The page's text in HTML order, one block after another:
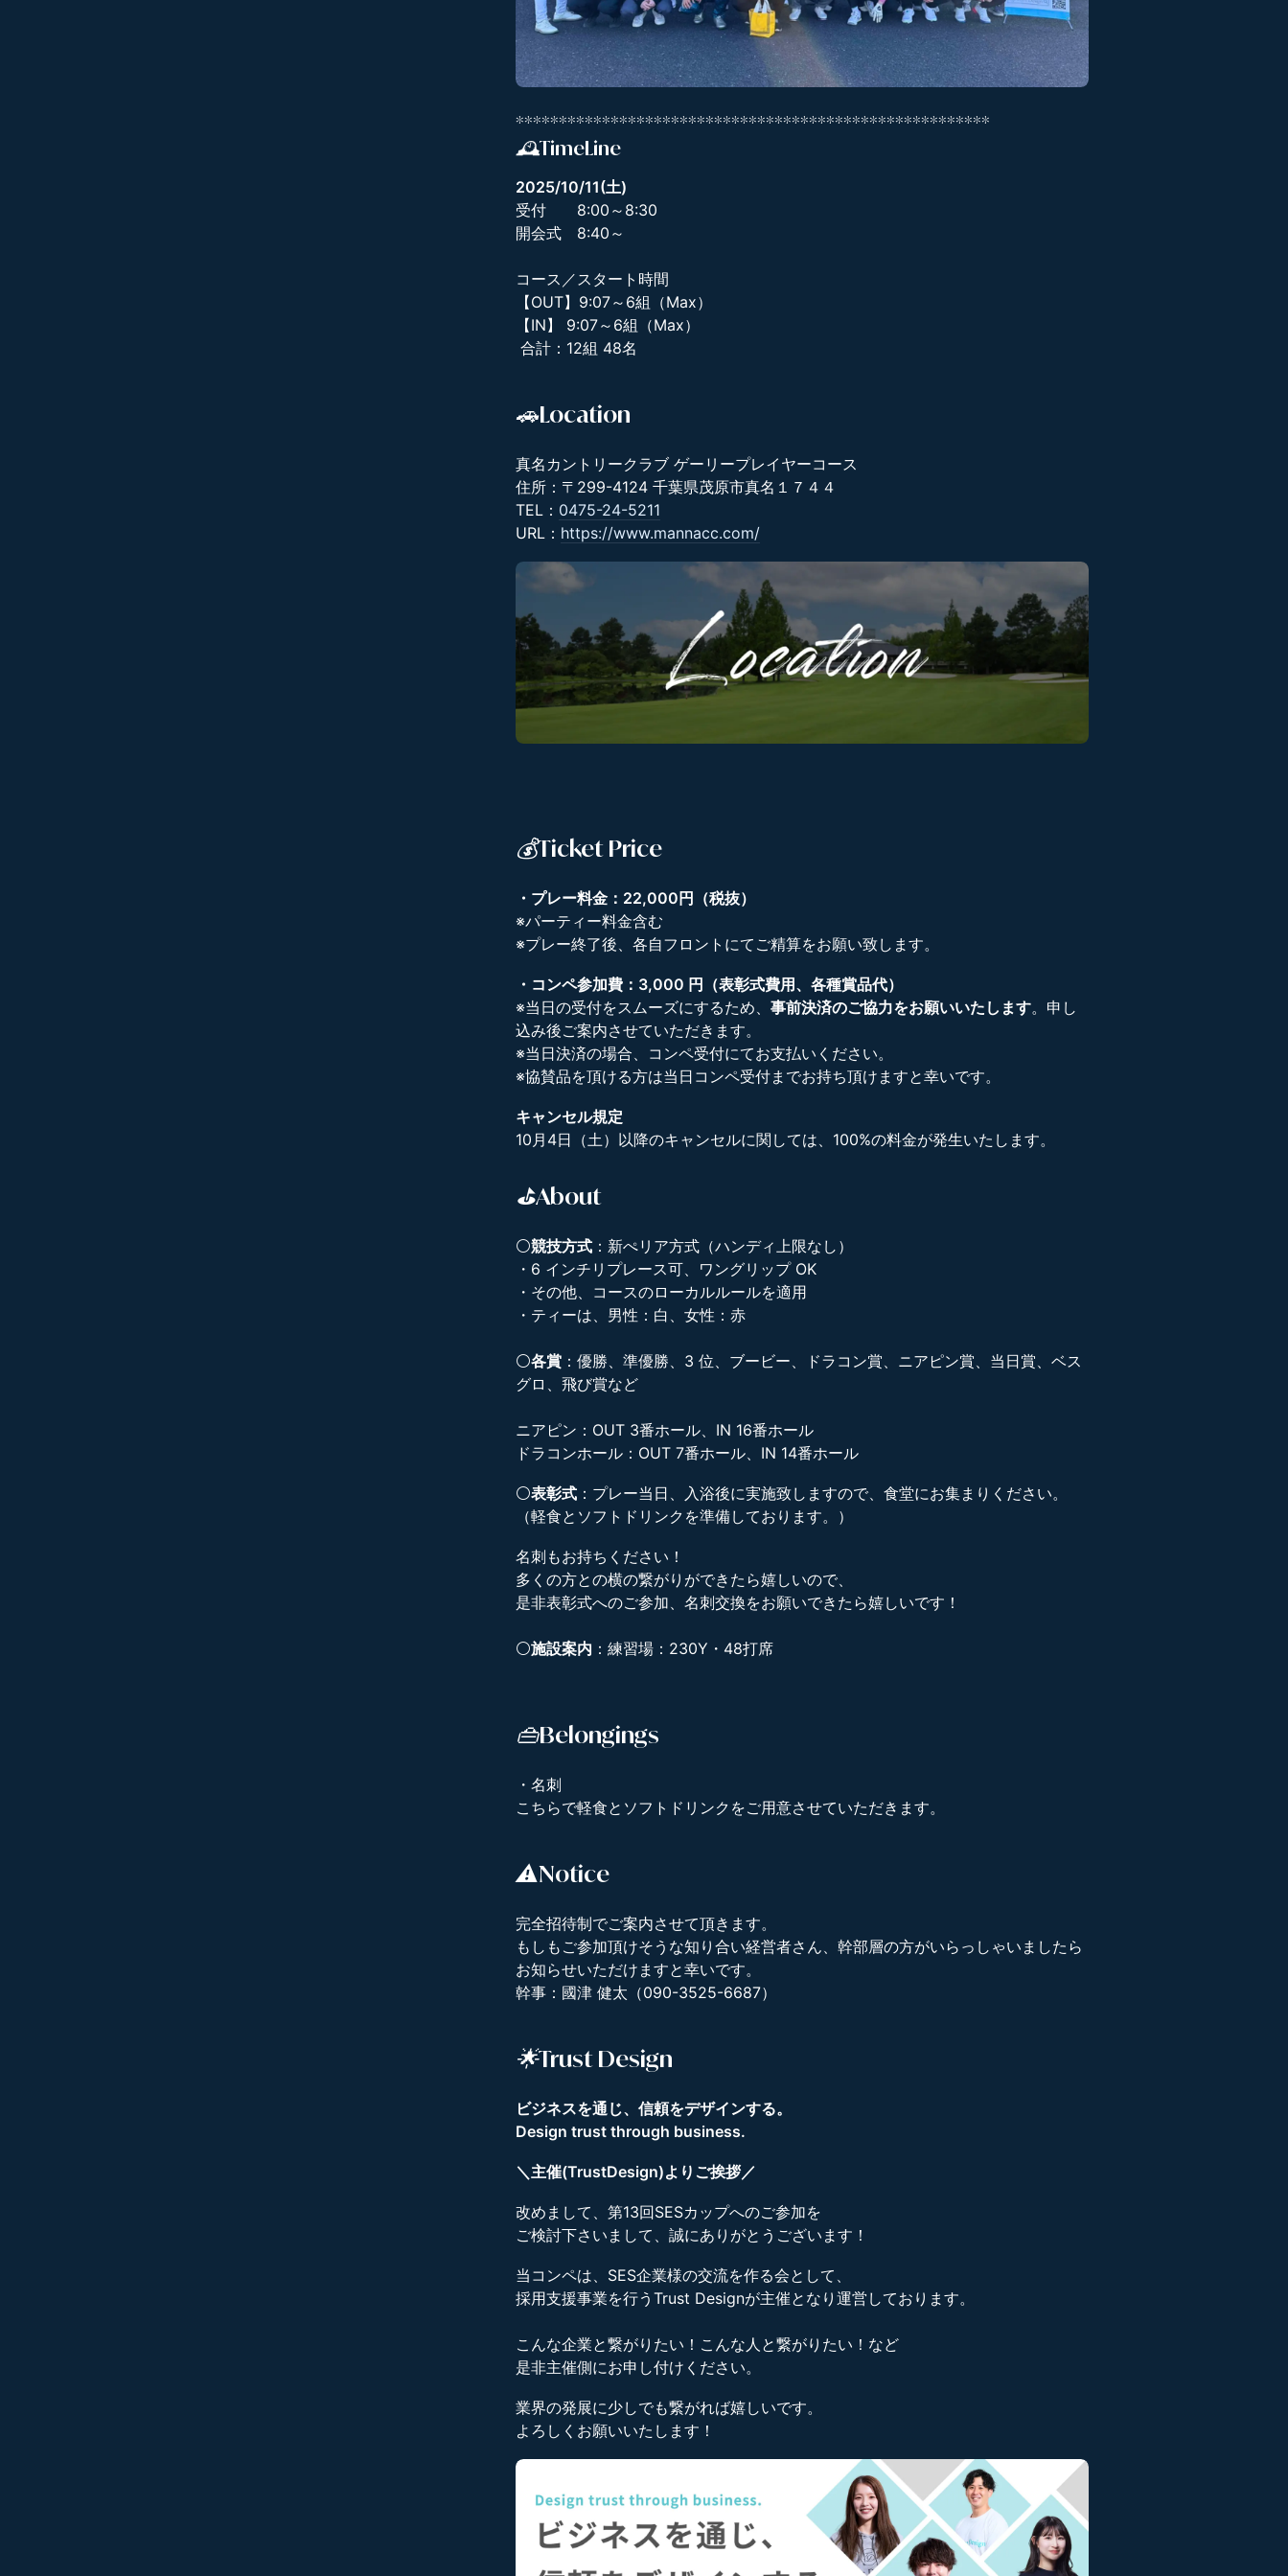
*******************************************************
🕰️TimeLine
2025/10/11(土)
受付 8:00～8:30
開会式 8:40～
コース／スタート時間
【OUT】9:07～6組（Max）
【IN】 9:07～6組（Max）
合計：12組 48名
🚗Location
真名カントリークラブ ゲーリープレイヤーコース
住所：〒299-4124 千葉県茂原市真名１７４４
TEL： 0475-24-5211
URL： https://www.mannacc.com/
💰Ticket Price
・プレー料金：22,000円（税抜）
※パーティー料金含む
※プレー終了後、各自フロントにてご精算をお願い致します。
・コンペ​参加費：3,000 円（表彰式費用、各種賞品代）
※当日の受付をスムーズにするため、 事前決済のご協力をお願いいたします。申し
込み後ご案内させていただきます。
※当日決済の場合、コンペ受付にてお支払いください。
※協賛品を頂ける方は当日コンペ受付までお持ち頂けますと幸いです。
キャンセル規定
10月4日（土）以降のキャンセルに関しては、100%の料金が発生いたします。
⛳About
⚪競技方式 ：新ぺリア方式（ハンディ上限なし）
・6 インチリプレース可、ワングリップ OK
・その他、コースのローカルルールを適用
・ティーは、男性：白、女性：赤
⚪各賞 ：優勝、準優勝、3 位、ブービー、ドラコン賞、ニアピン賞、当日賞、ベス
グロ、飛び賞など
ニアピン：OUT 3番ホール、IN 16番ホール
ドラコンホール：OUT 7番ホール、IN 14番ホール
⚪表彰式 ：プレー当日、入浴後に実施致しますので、食堂にお集まりください。
（軽食とソフトドリンクを準備しております。）
名刺もお持ちください！
多くの方との横の繋がりができたら嬉しいので、
是非表彰式へのご参加、名刺交換をお願いできたら嬉しいです！
⚪施設案内 ：練習場：230Y・48打席
​👜Belongings
​・名刺​
こちらで軽食とソフトドリンクをご用意させていただきます。
⚠️Notice
完全招待制でご案内させて頂きます。
もしもご参加頂けそうな知り合い経営者さん、幹部層の方がいらっしゃいましたら
お知らせいただけますと幸いです。
幹事：國津 健太（090-3525-6687）
🌟Trust Design
ビジネスを通じ、信頼をデザインする。
Design trust through business.
＼主催(TrustDesign)よりご挨拶／
改めまして、第13回SESカップへのご参加を
ご検討下さいまして、誠にありがとうございます！
当コンペは、SES企業様の交流を作る会として、
採用支援事業を行うTrust Designが主催となり運営しております。
こんな企業と繋がりたい！こんな人と繋がりたい！など
是非主催側にお申し付けください。
業界の発展に少しでも繋がれば嬉しいです。
よろしくお願いいたします！